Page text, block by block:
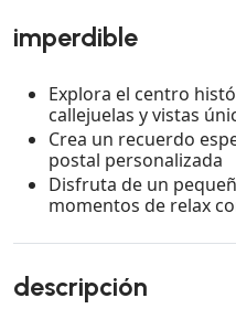
imperdible
Explora el centro
callejuelas y vistas
Crea un recuerdo
postal personalizada
Disfruta de un
momentos de relax
descripción